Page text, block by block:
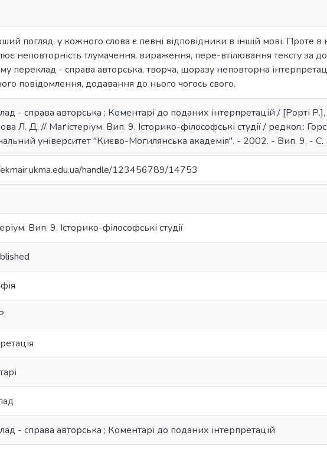
погляд, у кожного слова є певні відповідники в іншій мові. Проте
неповторність тлумачення, вираження, пере-втілювання тексту за
переклад - справа авторська, творча, щоразу неповторна
повідомлення, додавання до нього чогось свого.
- справа авторська ; Коментарі до поданих інтерпретацій / [Рорті
Л. Д. // Маґістеріум. Вип. 9. Історико-філософські студії / редкол.:
університет "Києво-Могилянська академія". - 2002. - Вип. 9. -
handle/123456789/14753
Вип. 9. Історико-філософські студії
- справа авторська ; Коментарі до поданих інтерпретацій